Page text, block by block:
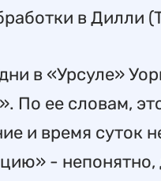
в Дилли
в «Урсуле»
По ее словам,
и время суток
- непонятно,